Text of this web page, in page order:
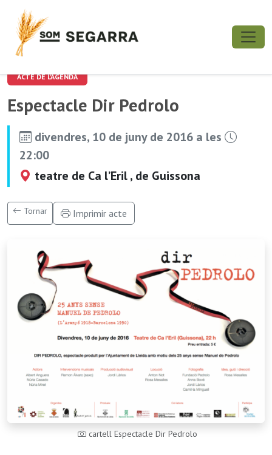
ACTE DE L'AGENDA
Espectacle Dir Pedrolo
divendres, 10 de juny de 2016 a les
22:00
teatre de Ca l’Eril , de Guissona
Tornar Imprimir acte
cartell Espectacle Dir Pedrolo